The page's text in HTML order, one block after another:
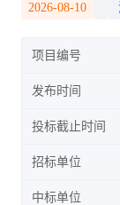
2026-08-10
项目编号
发布时间
投标截止时间
招标单位
中标单位